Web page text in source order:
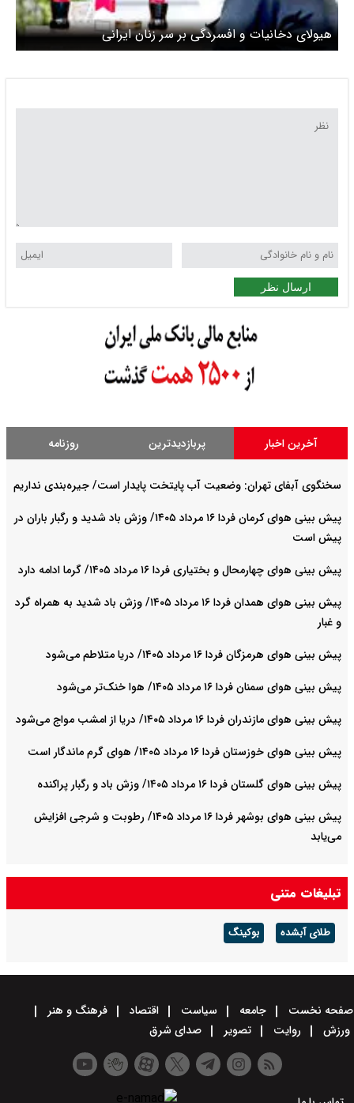
هیولای دخانیات و افسردگی بر سر زنان ایرانی
ارسال نظر
آخرین اخبار پربازدیدترین روزنامه
سخنگوی آبفای تهران: وضعیت آب پایتخت پایدار است/ جیره‌بندی نداریم
پیش بینی هوای کرمان فردا ۱۶ مرداد ۱۴۰۵/ وزش باد شدید و رگبار باران در
پیش است
پیش بینی هوای چهارمحال و بختیاری فردا ۱۶ مرداد ۱۴۰۵/ گرما ادامه دارد
پیش بینی هوای همدان فردا ۱۶ مرداد ۱۴۰۵/ وزش باد شدید به همراه گرد
و غبار
پیش بینی هوای هرمزگان فردا ۱۶ مرداد ۱۴۰۵/ دریا متلاطم می‌شود
پیش بینی هوای سمنان فردا ۱۶ مرداد ۱۴۰۵/ هوا خنک‌تر می‌شود
پیش بینی هوای مازندران فردا ۱۶ مرداد ۱۴۰۵/ دریا از امشب مواج می‌شود
پیش بینی هوای خوزستان فردا ۱۶ مرداد ۱۴۰۵/ هوای گرم ماندگار است
پیش بینی هوای گلستان فردا ۱۶ مرداد ۱۴۰۵/ وزش باد و رگبار پراکنده
پیش بینی هوای بوشهر فردا ۱۶ مرداد ۱۴۰۵/ رطوبت و شرجی افزایش
می‌یابد
تبلیغات متنی
طلای آبشده بوکینگ
صفحه نخست جامعه سیاست اقتصاد
فرهنگ و هنر
ورزش
روایت تصویر صدای شرق